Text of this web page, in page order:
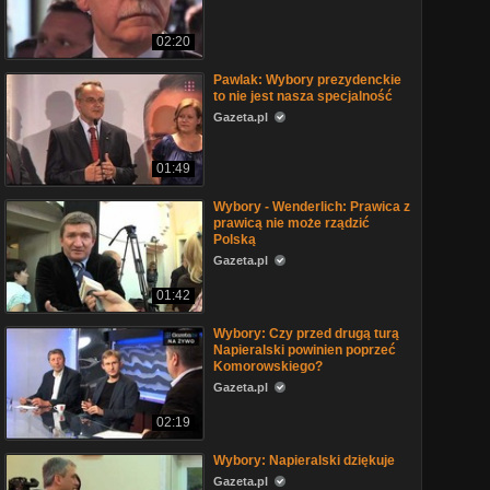
02:20
01:49
Pawlak: Wybory prezydenckie
to nie jest nasza specjalność
Gazeta.pl
01:42
Wybory - Wenderlich: Prawica z
prawicą nie może rządzić
Polską
Gazeta.pl
02:19
Wybory: Czy przed drugą turą
Napieralski powinien poprzeć
Komorowskiego?
Gazeta.pl
Wybory: Napieralski dziękuje
Gazeta.pl